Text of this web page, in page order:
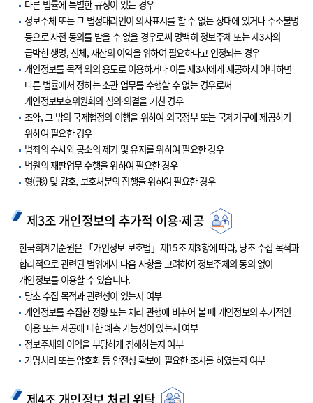
다른 법률에 특별한 규정이 있는 경우
정보주체 또는 그 법정대리인이 의사표시를 할 수 없는 상태에 있거나 주소불명
등으로 사전 동의를 받을 수 없을 경우로써 명백히 정보주체 또는 제3자의
급박한 생명, 신체, 재산의 이익을 위하여 필요하다고 인정되는 경우
개인정보를 목적 외의 용도로 이용하거나 이를 제3자에게 제공하지 아니하면
다른 법률에서 정하는 소관 업무를 수행할 수 없는 경우로써
개인정보보호위원회의 심의·의결을 거친 경우
조약, 그 밖의 국제협정의 이행을 위하여 외국정부 또는 국제기구에 제공하기
위하여 필요한 경우
범죄의 수사와 공소의 제기 및 유지를 위하여 필요한 경우
법원의 재판업무 수행을 위하여 필요한 경우
형(形) 및 감호, 보호처분의 집행을 위하여 필요한 경우
제3조 개인정보의 추가적 이용·제공
한국회계기준원은 「개인정보 보호법」제15조 제3항에 따라, 당초 수집 목적과
합리적으로 관련된 범위에서 다음 사항을 고려하여 정보주체의 동의 없이
개인정보를 이용할 수 있습니다.
당초 수집 목적과 관련성이 있는지 여부
개인정보를 수집한 정황 또는 처리 관행에 비추어 볼 때 개인정보의 추가적인
이용 또는 제공에 대한 예측 가능성이 있는지 여부
정보주체의 이익을 부당하게 침해하는지 여부
가명처리 또는 암호화 등 안전성 확보에 필요한 조치를 하였는지 여부